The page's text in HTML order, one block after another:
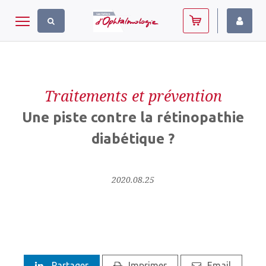
Toggle navigation
Traitements et prévention
Une piste contre la rétinopathie
diabétique ?
2020.08.25
Panneau de gestion des cookies